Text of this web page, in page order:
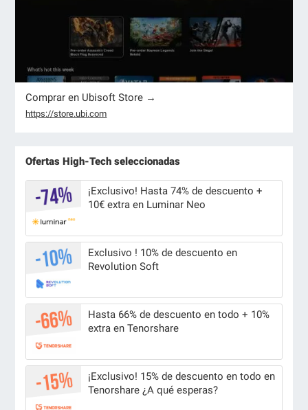
Comprar en Ubisoft Store →
https://store.ubi.com
Ofertas High-Tech seleccionadas
¡Exclusivo! Hasta 74% de descuento +
10€ extra en Luminar Neo
Exclusivo ! 10% de descuento en
Revolution Soft
Hasta 66% de descuento en todo + 10%
extra en Tenorshare
¡Exclusivo! 15% de descuento en todo en
Tenorshare ¿A qué esperas?